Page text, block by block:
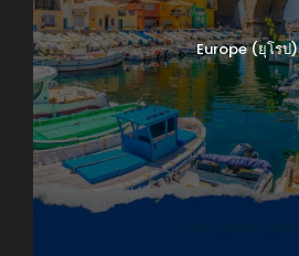
Europe (ยุโรป)